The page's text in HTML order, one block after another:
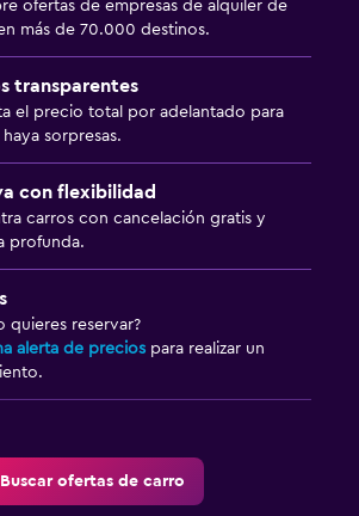
ofertas de empresas de alquiler de
más de 70.000 destinos.
transparentes
el precio total por adelantado para
sorpresas.
con flexibilidad
carros con cancelación gratis y
profunda.
quieres reservar?
alerta de precios para realizar un
Buscar ofertas de carro